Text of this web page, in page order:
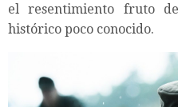
el resentimiento fruto
histórico poco conocido.